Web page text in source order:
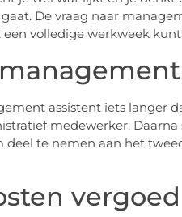
De vraag naar
volledige werkweek
assistent iets langer
medewerker.
te nemen aan het